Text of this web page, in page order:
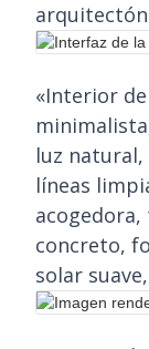
«Interior
luz
líneas
concreto,
solar